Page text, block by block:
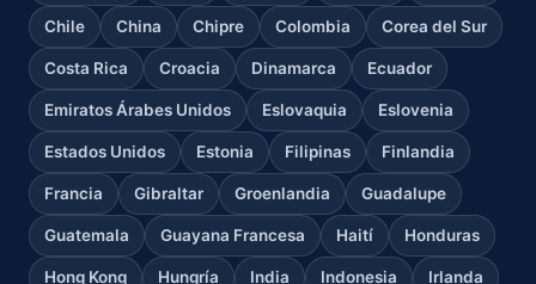
Chile China Chipre Colombia Corea del Sur
Costa Rica Croacia Dinamarca Ecuador
Emiratos Árabes Unidos Eslovaquia Eslovenia
Estados Unidos Estonia Filipinas Finlandia
Francia Gibraltar Groenlandia Guadalupe
Guatemala Guayana Francesa Haití Honduras
Hong Kong Hungría India Indonesia Irlanda